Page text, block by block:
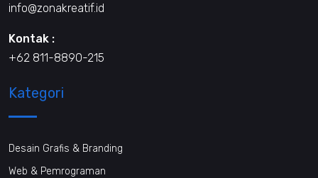
info@zonakreatif.id
Kontak :
+62 811-8890-215
Kategori
Desain Grafis & Branding
Web & Pemrograman